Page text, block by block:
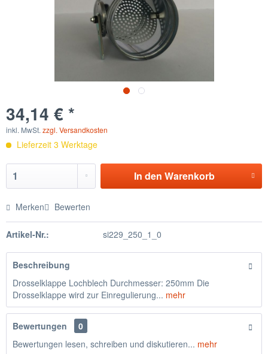
34,14 € *
inkl. MwSt. zzgl. Versandkosten
Lieferzeit 3 Werktage
In den Warenkorb
Merken Bewerten
Artikel-Nr.: si229_250_1_0
Beschreibung
Drosselklappe Lochblech Durchmesser: 250mm Die
Drosselklappe wird zur Einregulierung... mehr
Bewertungen
0
Bewertungen lesen, schreiben und diskutieren... mehr